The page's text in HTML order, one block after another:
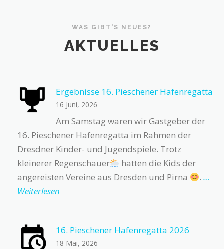
WAS GIBT'S NEUES?
AKTUELLES
Ergebnisse 16. Pieschener Hafenregatta
16 Juni, 2026
Am Samstag waren wir Gastgeber der
16. Pieschener Hafenregatta im Rahmen der
Dresdner Kinder- und Jugendspiele. Trotz
kleinerer Regenschauer
hatten die Kids der
angereisten Vereine aus Dresden und Pirna
.…
Weiterlesen
16. Pieschener Hafenregatta 2026
18 Mai, 2026